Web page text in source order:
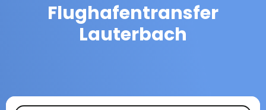
Flughafentransfer
Lauterbach